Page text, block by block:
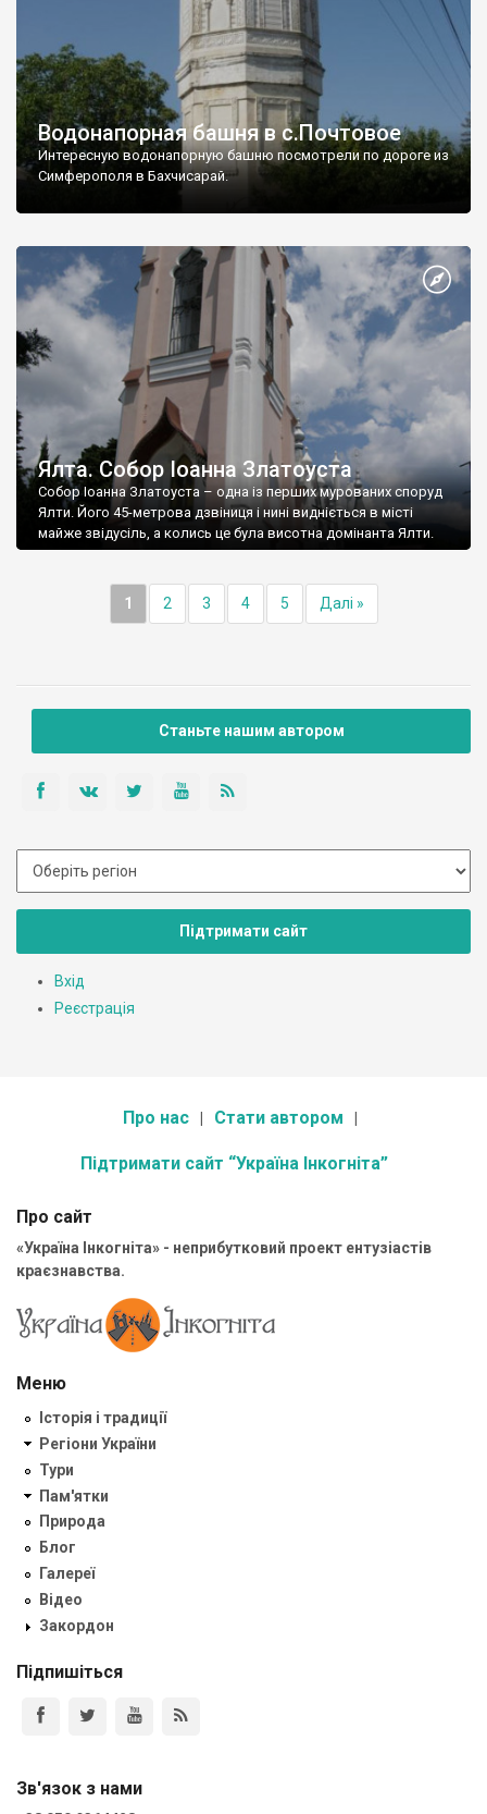
Водонапорная башня в с.Почтовое
Интересную водонапорную башню посмотрели по дороге из
Симферополя в Бахчисарай.
Ялта. Собор Іоанна Златоуста
Собор Іоанна Златоуста – одна із перших мурованих споруд
Ялти. Його 45-метрова дзвіниця і нині видніється в місті
майже звідусіль, а колись це була висотна домінанта Ялти.
1 2 3 4 5 Далі »
Станьте нашим автором
Підтримати сайт
Вхід
Реєстрація
Про нас Стати автором
Підтримати сайт “Україна Інкогніта”
Про сайт
«Україна Інкогніта» - неприбутковий проект ентузіастів
краєзнавства.
Меню
Історія і традиції
Регіони України
Тури
Пам'ятки
Природа
Блог
Галереї
Відео
Закордон
Підпишіться
Зв'язок з нами